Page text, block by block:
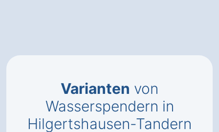
Varianten von
Wasserspendern in
Hilgertshausen-Tandern